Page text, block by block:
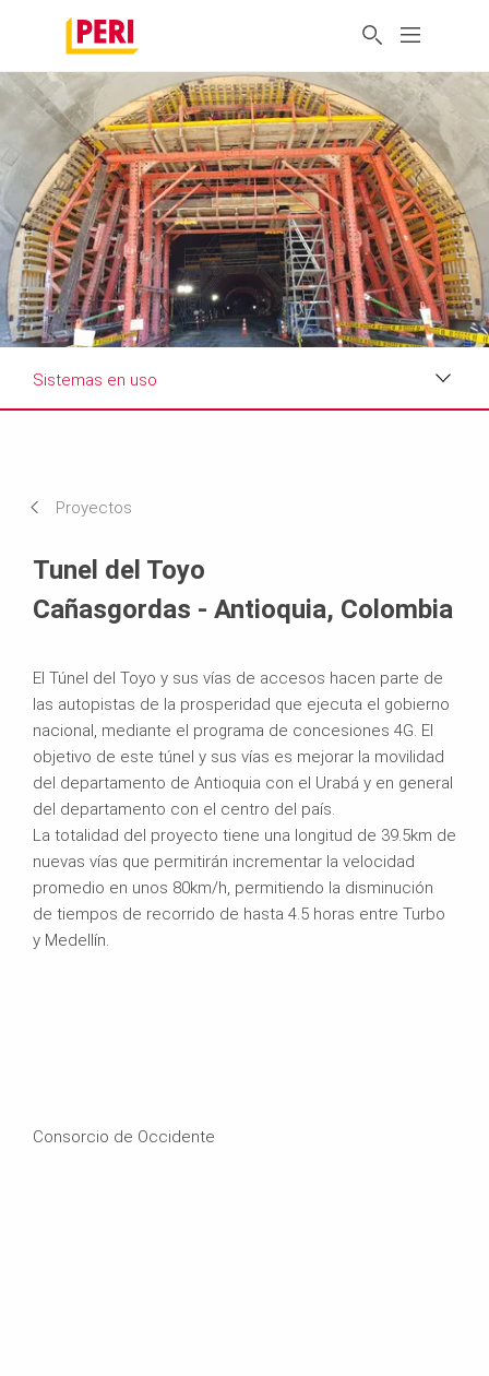
Sistemas en uso
Proyectos
Tunel del Toyo
Cañasgordas - Antioquia, Colombia
El Túnel del Toyo y sus vías de accesos hacen parte de
las autopistas de la prosperidad que ejecuta el gobierno
nacional, mediante el programa de concesiones 4G. El
objetivo de este túnel y sus vías es mejorar la movilidad
del departamento de Antioquia con el Urabá y en general
del departamento con el centro del país.
La totalidad del proyecto tiene una longitud de 39.5km de
nuevas vías que permitirán incrementar la velocidad
promedio en unos 80km/h, permitiendo la disminución
de tiempos de recorrido de hasta 4.5 horas entre Turbo
y Medellín.
Consorcio de Occidente